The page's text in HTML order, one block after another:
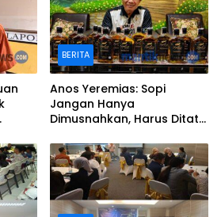
BERITA
Anos Yeremias: Sopi
Jangan Hanya
Dimusnahkan, Harus Ditata